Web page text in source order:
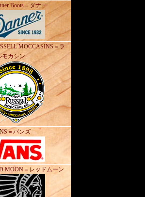
Boots＝ダナー
MOCCASINS＝ラ
モカシン
＝バンズ
MOON＝レッドムーン